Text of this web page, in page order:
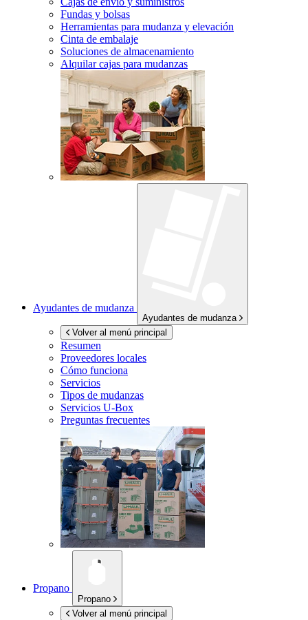
Fundas y bolsas
Herramientas para mudanza y elevación
Cinta de embalaje
Soluciones de almacenamiento
Alquilar cajas para mudanzas
Ayudantes de mudanza
Ayudantes de mudanza
Volver al menú principal
Resumen
Proveedores locales
Cómo funciona
Servicios
Tipos de mudanzas
Servicios U-Box
Preguntas frecuentes
Propano
Propano
Volver al menú principal